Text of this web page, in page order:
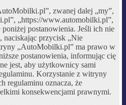
zwanej dalej „my”,
„https://www.automobilki.pl”,
postanowienia. Jeśli ich nie
naciskając przycisk „Nie
„AutoMobilki.pl” ma prawo w
postanowienia, informując cię
jest, aby użytkownicy sami
Korzystanie z witryny
regulaminu oznacza, że
konsekwencjami prawnymi.